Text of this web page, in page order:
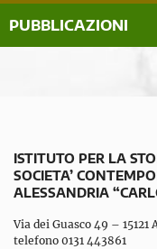
PUBBLICAZIONI
ISTITUTO PER LA
SOCIETA’
ALESSANDRIA
Via dei Guasco 49 – 15121
telefono 0131 443861